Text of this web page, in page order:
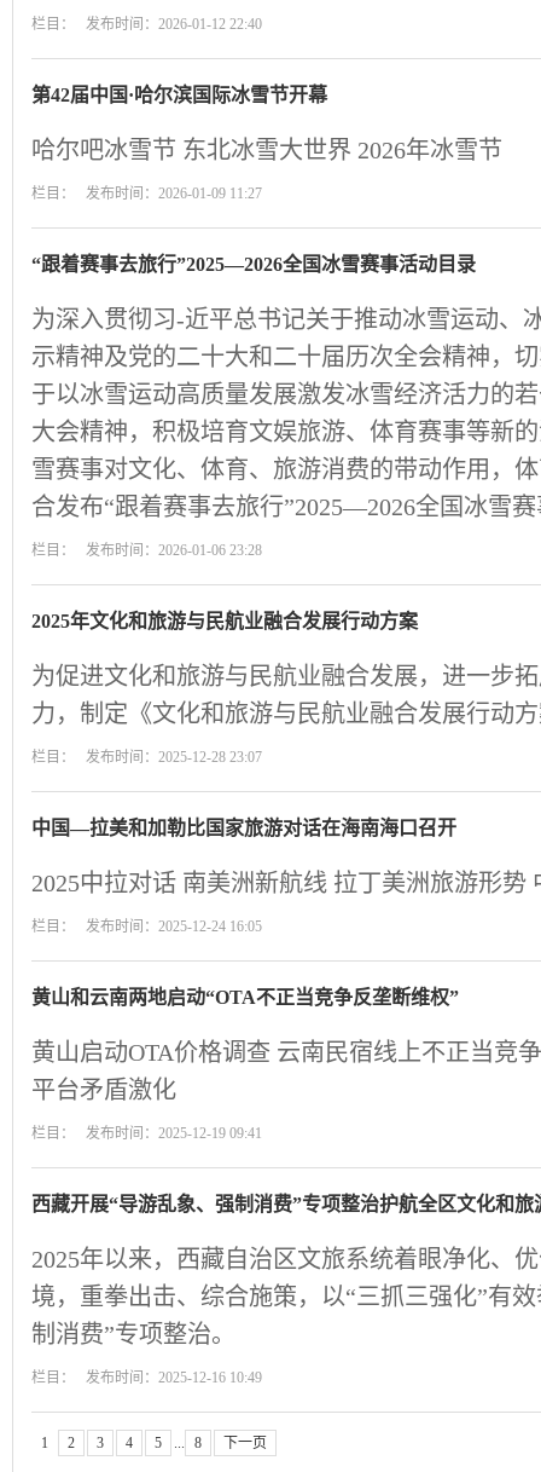
栏目： 发布时间：2026-01-12 22:40
第42届中国·哈尔滨国际冰雪节开幕
哈尔吧冰雪节 东北冰雪大世界 2026年冰雪节
栏目： 发布时间：2026-01-09 11:27
“跟着赛事去旅行”2025—2026全国冰雪赛事活动目录
为深入贯彻习-近平总书记关于推动冰雪运动、
示精神及党的二十大和二十届历次全会精神，
于以冰雪运动高质量发展激发冰雪经济活力的
大会精神，积极培育文娱旅游、体育赛事等新
雪赛事对文化、体育、旅游消费的带动作用，
合发布“跟着赛事去旅行”2025—2026全国冰雪
栏目： 发布时间：2026-01-06 23:28
2025年文化和旅游与民航业融合发展行动方案
为促进文化和旅游与民航业融合发展，进一步
力，制定《文化和旅游与民航业融合发展行动
栏目： 发布时间：2025-12-28 23:07
中国—拉美和加勒比国家旅游对话在海南海口召开
2025中拉对话 南美洲新航线 拉丁美洲旅游形势
栏目： 发布时间：2025-12-24 16:05
黄山和云南两地启动“OTA不正当竞争反垄断维权”
黄山启动OTA价格调查 云南民宿线上不正当竞
平台矛盾激化
栏目： 发布时间：2025-12-19 09:41
西藏开展“导游乱象、强制消费”专项整治护航全区文化和
2025年以来，西藏自治区文旅系统着眼净化、
境，重拳出击、综合施策，以“三抓三强化”有
制消费”专项整治。
栏目： 发布时间：2025-12-16 10:49
1 2 3 4 5 ... 8 下一页